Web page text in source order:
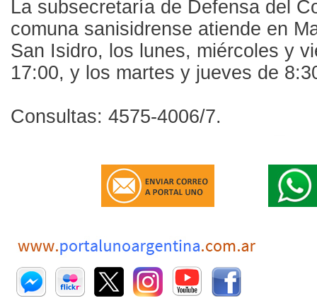
La subsecretaría de Defensa del
comuna sanisidrense atiende en
San Isidro, los lunes, miércoles y
17:00, y los martes y jueves de
Consultas: 4575-4006/7.